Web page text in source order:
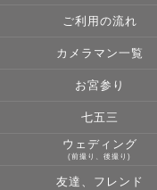
ご利用の流れ
カメラマン一覧
お宮参り
七五三
ウェディング
(前撮り、後撮り)
友達、フレンド